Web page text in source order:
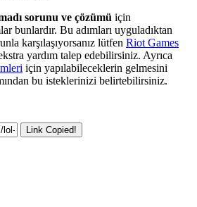
sorunu ve çözümü için
bunlardır. Bu adımları uyguladıktan
karşılaşıyorsanız lütfen Riot Games
yardım talep edebilirsiniz. Ayrıca
için yapılabileceklerin gelmesini
bu isteklerinizi belirtebilirsiniz.
Link Copied!